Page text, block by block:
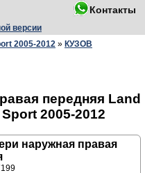
Контакты
версии
2005-2012 » КУЗОВ
передняя Land
2005-2012
нaружная правая